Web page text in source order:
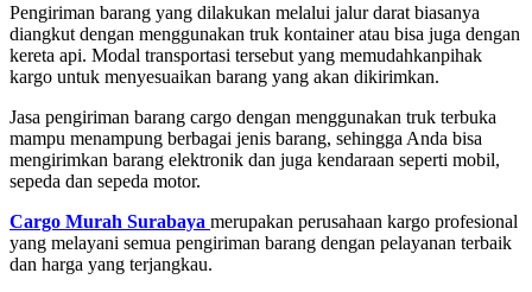
Pengiriman barang yang dilakukan melalui jalur darat biasanya
diangkut dengan menggunakan truk kontainer atau bisa juga dengan
kereta api. Modal transportasi tersebut yang memudahkanpihak
kargo untuk menyesuaikan barang yang akan dikirimkan.
Jasa pengiriman barang cargo dengan menggunakan truk terbuka
mampu menampung berbagai jenis barang, sehingga Anda bisa
mengirimkan barang elektronik dan juga kendaraan seperti mobil,
sepeda dan sepeda motor.
Cargo Murah Surabaya merupakan perusahaan kargo profesional
yang melayani semua pengiriman barang dengan pelayanan terbaik
dan harga yang terjangkau.